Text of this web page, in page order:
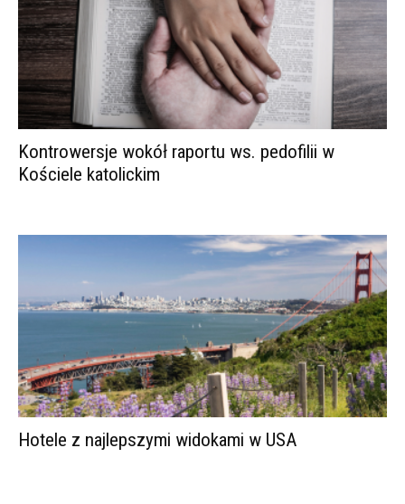
Kontrowersje wokół raportu ws. pedofilii w
Kościele katolickim
Hotele z najlepszymi widokami w USA